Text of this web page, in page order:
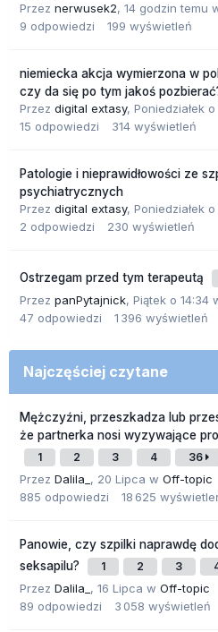
Przez nerwusek2, 14 godzin temu
9 odpowiedzi 199 wyświetleń
niemiecka akcja wymierzona w
czy da się po tym jakoś
Przez digital extasy, Poniedziałek o
15 odpowiedzi 314 wyświetleń
Patologie i nieprawidłowości ze
psychiatrycznych
Przez digital extasy, Poniedziałek
2 odpowiedzi 230 wyświetleń
Ostrzegam przed tym terapeutą
Przez panPytajnick, Piątek o 14:34
47 odpowiedzi 1 396 wyświetleń
Najczęściej czytane
Mężczyźni, przeszkadza lub
że partnerka nosi wyzywające
1 2 3 4 36
Przez Dalila_ , 20 Lipca w Off-topic
885 odpowiedzi 18 625
Panowie, czy szpilki naprawdę
seksapilu?
1 2 3
Przez Dalila_ , 16 Lipca w Off-topic
89 odpowiedzi 3 058 wyświetleń